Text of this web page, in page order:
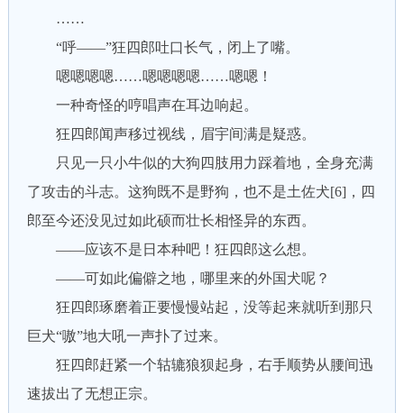
……
“呼——”狂四郎吐口长气，闭上了嘴。
嗯嗯嗯嗯……嗯嗯嗯嗯……嗯嗯！
一种奇怪的哼唱声在耳边响起。
狂四郎闻声移过视线，眉宇间满是疑惑。
只见一只小牛似的大狗四肢用力踩着地，全身充满
了攻击的斗志。这狗既不是野狗，也不是土佐犬[6]，四
郎至今还没见过如此硕而壮长相怪异的东西。
——应该不是日本种吧！狂四郎这么想。
——可如此偏僻之地，哪里来的外国犬呢？
狂四郎琢磨着正要慢慢站起，没等起来就听到那只
巨犬“嗷”地大吼一声扑了过来。
狂四郎赶紧一个轱辘狼狈起身，右手顺势从腰间迅
速拔出了无想正宗。